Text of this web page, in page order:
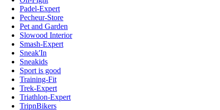
Padel-Expert
Pecheur-Store
Pet and Garden
Slowood Interior
Smash-Expert
Sneak'In
Sneakids
Sport is good
Training-Fit
Trek-Expert
Triathlon-Expert
TripnBikers